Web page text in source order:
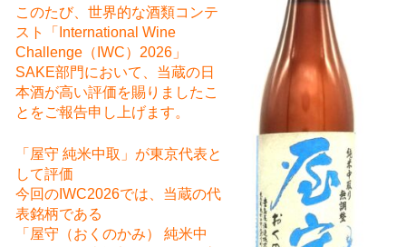
このたび、世界的な酒類コンテ
スト「International Wine
Challenge（IWC）2026」
SAKE部門において、当蔵の日
本酒が高い評価を賜りましたこ
とをご報告申し上げます。
「屋守 純米中取」が東京代表と
して評価
今回のIWC2026では、当蔵の代
表銘柄である
「屋守（おくのかみ） 純米中